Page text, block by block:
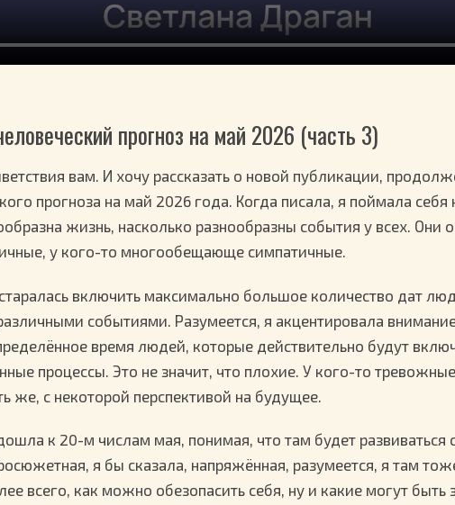
прогноз на май 2026 (часть 3)
вам. И хочу рассказать о новой публикации,
прогноза на май 2026 года. Когда писала, я поймала себя
жизнь, насколько разнообразны события у всех. Они
у кого-то многообещающе симпатичные.
включить максимально большое количество дат
событиями. Разумеется, я акцентировала
время людей, которые действительно будут
процессы. Это не значит, что плохие. У кого-то
же, с некоторой перспективой на будущее.
к 20-м числам мая, понимая, что там будет развиваться
я бы сказала, напряжённая, разумеется, я там
всего, как можно обезопасить себя, ну и какие могут быть